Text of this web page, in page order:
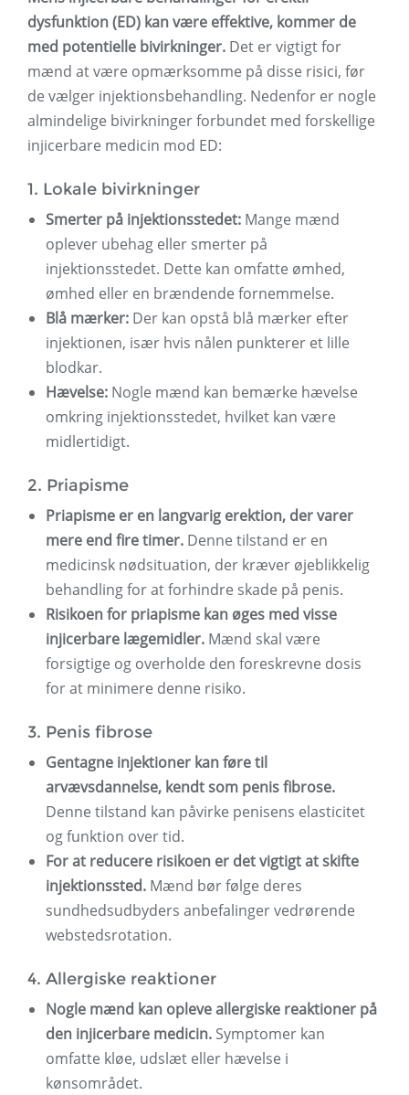
dysfunktion (ED) kan være effektive, kommer de
med potentielle bivirkninger. Det er vigtigt for
mænd at være opmærksomme på disse risici, før
de vælger injektionsbehandling. Nedenfor er nogle
almindelige bivirkninger forbundet med forskellige
injicerbare medicin mod ED:
1. Lokale bivirkninger
Smerter på injektionsstedet: Mange mænd
oplever ubehag eller smerter på
injektionsstedet. Dette kan omfatte ømhed,
ømhed eller en brændende fornemmelse.
Blå mærker: Der kan opstå blå mærker efter
injektionen, især hvis nålen punkterer et lille
blodkar.
Hævelse: Nogle mænd kan bemærke hævelse
omkring injektionsstedet, hvilket kan være
midlertidigt.
2. Priapisme
Priapisme er en langvarig erektion, der varer
mere end fire timer. Denne tilstand er en
medicinsk nødsituation, der kræver øjeblikkelig
behandling for at forhindre skade på penis.
Risikoen for priapisme kan øges med visse
injicerbare lægemidler. Mænd skal være
forsigtige og overholde den foreskrevne dosis
for at minimere denne risiko.
3. Penis fibrose
Gentagne injektioner kan føre til
arvævsdannelse, kendt som penis fibrose.
Denne tilstand kan påvirke penisens elasticitet
og funktion over tid.
For at reducere risikoen er det vigtigt at skifte
injektionssted. Mænd bør følge deres
sundhedsudbyders anbefalinger vedrørende
webstedsrotation.
4. Allergiske reaktioner
Nogle mænd kan opleve allergiske reaktioner på
den injicerbare medicin. Symptomer kan
omfatte kløe, udslæt eller hævelse i
kønsområdet.